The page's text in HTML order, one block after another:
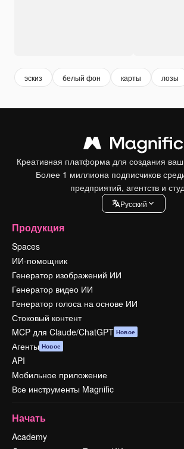
эскиз белый фон карты лозы
Креативная платформа для создания
Более 1 миллиона подписчиков
предприятий, агентств и
Pусский
Продукция
Spaces
ИИ-помощник
Генератор изображений ИИ
Генератор видео ИИ
Генератор голоса на основе ИИ
Стоковый контент
MCP для Claude/ChatGPT Новое
Агенты Новое
API
Мобильное приложение
Все инструменты Magnific
Начать
Academy